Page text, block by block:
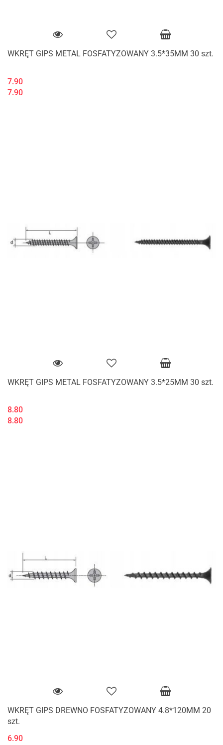
WKRĘT GIPS METAL FOSFATYZOWANY 3.5*35MM 30 szt.
7.90
7.90
WKRĘT GIPS METAL FOSFATYZOWANY 3.5*25MM 30 szt.
8.80
8.80
WKRĘT GIPS DREWNO FOSFATYZOWANY 4.8*120MM 20
szt.
6.90